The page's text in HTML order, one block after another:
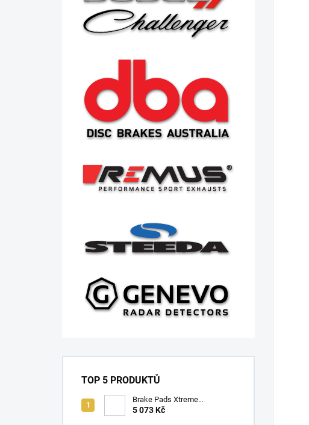
TOP 5 PRODUKTŮ
Brake Pads Xtreme
Performance ECE R90
5 073 Kč